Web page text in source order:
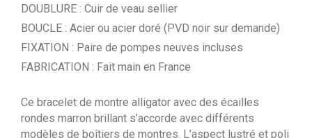
DOUBLURE : Cuir de veau sellier
BOUCLE : Acier ou acier doré (PVD noir sur demande)
FIXATION : Paire de pompes neuves incluses
FABRICATION : Fait main en France
Ce bracelet de montre alligator avec des écailles
rondes marron brillant s’accorde avec différents
modèles de boîtiers de montres. L’aspect lustré et poli